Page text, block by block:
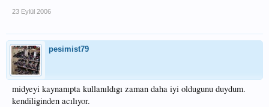
23 Eylül 2006
pesimist79
midyeyi kaynanıpta kullanıldıgı zaman daha iyi oldugunu duydum.
kendiliginden acılıyor.